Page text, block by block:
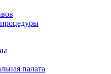
палата